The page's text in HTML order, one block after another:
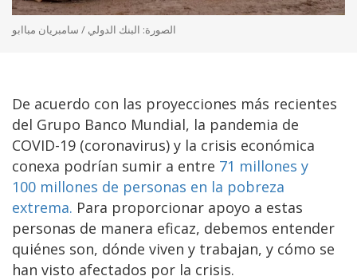
الصورة: البنك الدولي / سامبريان مباابو
De acuerdo con las proyecciones más recientes
del Grupo Banco Mundial, la pandemia de
COVID-19 (coronavirus) y la crisis económica
conexa podrían sumir a entre 71 millones y
100 millones de personas en la pobreza
extrema. Para proporcionar apoyo a estas
personas de manera eficaz, debemos entender
quiénes son, dónde viven y trabajan, y cómo se
han visto afectados por la crisis.